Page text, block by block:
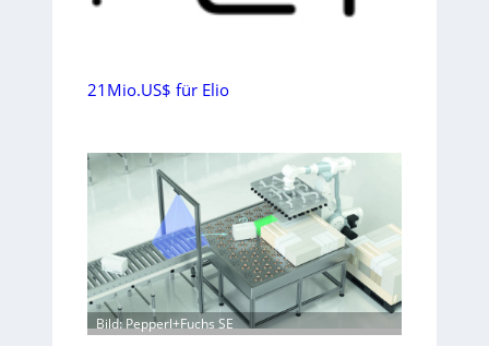
21Mio.US$ für Elio
Bild: Pepperl+Fuchs SE